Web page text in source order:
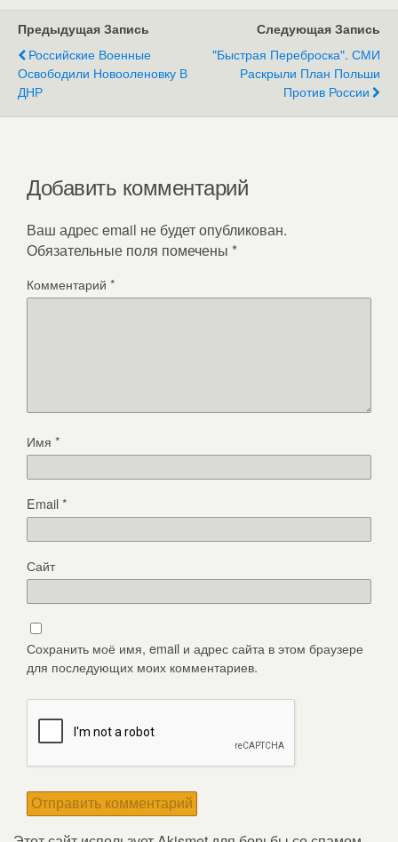
Предыдущая Запись
Российские Военные
Освободили Новооленовку В
ДНР
Следующая Запись
"Быстрая Переброска". СМИ
Раскрыли План Польши
Против России
Добавить комментарий
Ваш адрес email не будет опубликован.
Обязательные поля помечены *
Комментарий *
Имя *
Email*
Сайт
Сохранить моё имя, email и адрес сайта в этом браузере
для последующих моих комментариев.